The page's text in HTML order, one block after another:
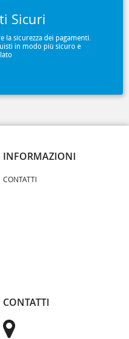
Sicuri
la sicurezza dei pagamenti.
in modo più sicuro e
INFORMAZIONI
CONTATTI
CONTATTI